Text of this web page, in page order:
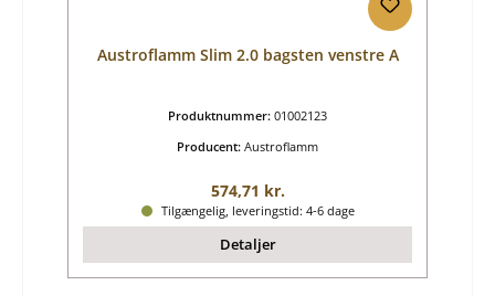
Austroflamm Slim 2.0 bagsten venstre A
Produktnummer: 01002123
Producent: Austroflamm
Almindelig pris:
574,71 kr.
Tilgængelig, leveringstid: 4-6 dage
Detaljer